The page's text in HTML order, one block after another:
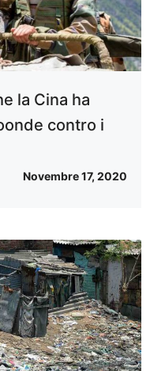
la Cina ha
contro i
Novembre 17, 2020